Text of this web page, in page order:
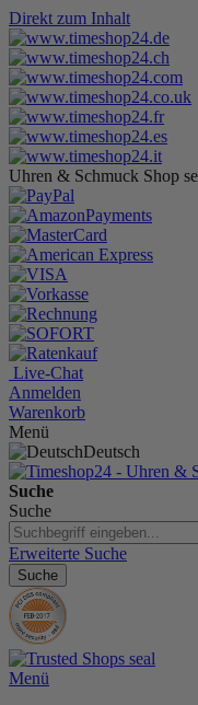
Direkt zum Inhalt
Uhren & Schmuck Shop
Live-Chat
Anmelden
Warenkorb
Menü
Deutsch
Suche
Suche
Erweiterte Suche
Suche
Menü